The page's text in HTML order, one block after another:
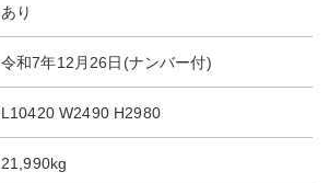
あり
令和7年12月26日(ナンバー付)
L10420 W2490 H2980
21,990kg